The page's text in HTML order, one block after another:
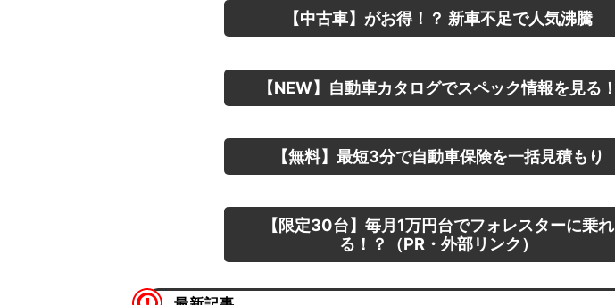
【中古車】がお得！？ 新車不足で人気沸騰
【NEW】自動車カタログでスペック情報を見る！
【無料】最短3分で自動車保険を一括見積もり
【限定30台】毎月1万円台でフォレスターに乗れ
る！？（PR・外部リンク）